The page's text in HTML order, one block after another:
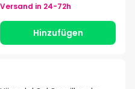
Versand in 24-72h
Hinzufügen